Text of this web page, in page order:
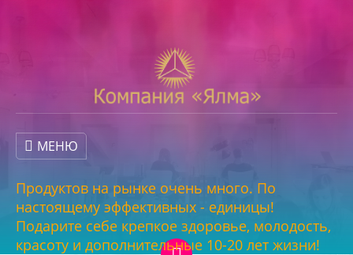
МЕНЮ
Продуктов на рынке очень много. По
настоящему эффективных - единицы!
Подарите себе крепкое здоровье, молодость,
красоту и дополнительные 10-20 лет жизни!